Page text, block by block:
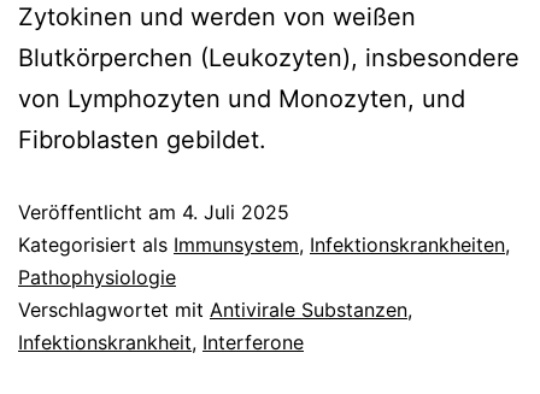
Zytokinen und werden von weißen
Blutkörperchen (Leukozyten), insbesondere
von Lymphozyten und Monozyten, und
Fibroblasten gebildet.
Veröffentlicht am 4. Juli 2025
Kategorisiert als Immunsystem, Infektionskrankheiten,
Pathophysiologie
Verschlagwortet mit Antivirale Substanzen,
Infektionskrankheit, Interferone